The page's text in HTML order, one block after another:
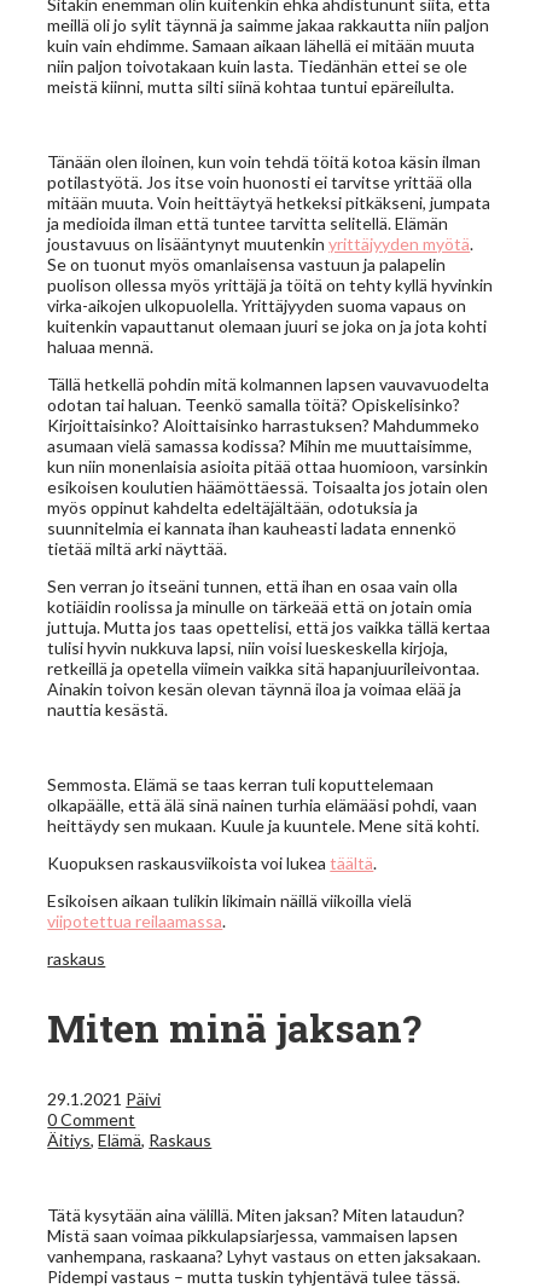
Sitäkin enemmän olin kuitenkin ehkä ahdistununt siitä, että
meillä oli jo sylit täynnä ja saimme jakaa rakkautta niin paljon
kuin vain ehdimme. Samaan aikaan lähellä ei mitään muuta
niin paljon toivotakaan kuin lasta. Tiedänhän ettei se ole
meistä kiinni, mutta silti siinä kohtaa tuntui epäreilulta.
Tänään olen iloinen, kun voin tehdä töitä kotoa käsin ilman
potilastyötä. Jos itse voin huonosti ei tarvitse yrittää olla
mitään muuta. Voin heittäytyä hetkeksi pitkäkseni, jumpata
ja medioida ilman että tuntee tarvitta selitellä. Elämän
joustavuus on lisääntynyt muutenkinyrittäjyyden myötä.
Se on tuonut myös omanlaisensa vastuun ja palapelin
puolison ollessa myös yrittäjä ja töitä on tehty kyllä hyvinkin
virka-aikojen ulkopuolella. Yrittäjyyden suoma vapaus on
kuitenkin vapauttanut olemaan juuri se joka on ja jota kohti
haluaa mennä.
Tällä hetkellä pohdin mitä kolmannen lapsen vauvavuodelta
odotan tai haluan. Teenkö samalla töitä? Opiskelisinko?
Kirjoittaisinko? Aloittaisinko harrastuksen? Mahdummeko
asumaan vielä samassa kodissa? Mihin me muuttaisimme,
kun niin monenlaisia asioita pitää ottaa huomioon, varsinkin
esikoisen koulutien häämöttäessä. Toisaalta jos jotain olen
myös oppinut kahdelta edeltäjältään, odotuksia ja
suunnitelmia ei kannata ihan kauheasti ladata ennenkö
tietää miltä arki näyttää.
Sen verran jo itseäni tunnen, että ihan en osaa vain olla
kotiäidin roolissa ja minulle on tärkeää että on jotain omia
juttuja. Mutta jos taas opettelisi, että jos vaikka tällä kertaa
tulisi hyvin nukkuva lapsi, niin voisi lueskeskella kirjoja,
retkeillä ja opetella viimein vaikka sitä hapanjuurileivontaa.
Ainakin toivon kesän olevan täynnä iloa ja voimaa elää ja
nauttia kesästä.
Semmosta. Elämä se taas kerran tuli koputtelemaan
olkapäälle, että älä sinä nainen turhia elämääsi pohdi, vaan
heittäydy sen mukaan. Kuule ja kuuntele. Mene sitä kohti.
Kuopuksen raskausviikoista voi lukeatäältä.
Esikoisen aikaan tulikin likimain näillä viikoilla vielä
viipotettua reilaamassa.
raskaus
Miten minä jaksan?
29.1.2021 Päivi
0 Comment
Äitiys,Elämä, Raskaus
Tätä kysytään aina välillä. Miten jaksan? Miten lataudun?
Mistä saan voimaa pikkulapsiarjessa, vammaisen lapsen
vanhempana, raskaana? Lyhyt vastaus on etten jaksakaan.
Pidempi vastaus – mutta tuskin tyhjentävä tulee tässä.